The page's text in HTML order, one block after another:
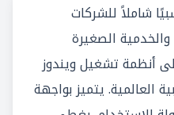
شاملاً للشركات
والخدمية الصغيرة
أنظمة تشغيل ويندوز
العالمية. يتميز بواجهة